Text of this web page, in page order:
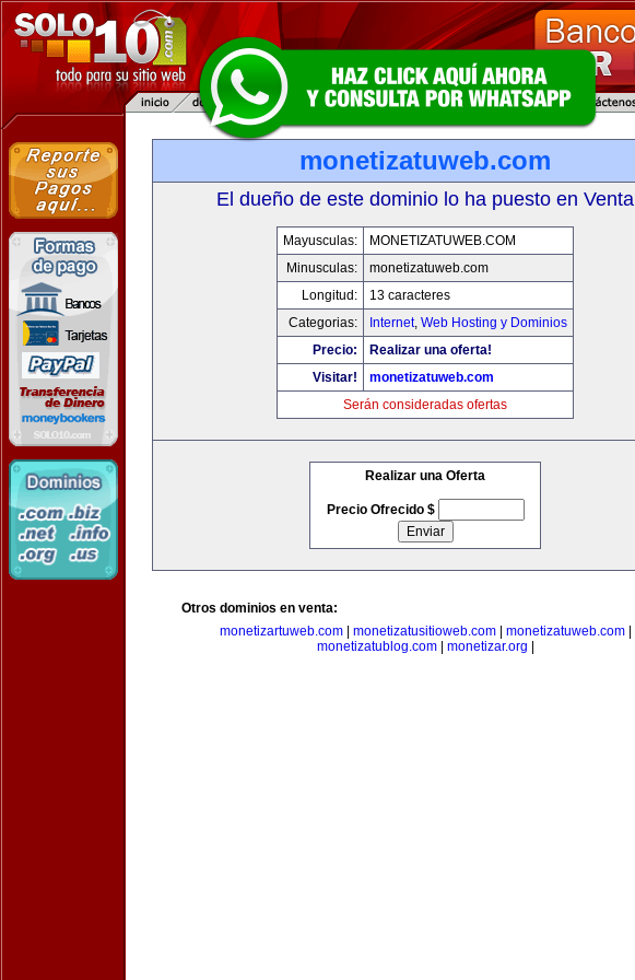
monetizatuweb.com
El dueño de este dominio lo ha puesto en Venta
Mayusculas:
MONETIZATUWEB.COM
Minusculas:
monetizatuweb.com
Longitud:
13 caracteres
Categorias:
Internet, Web Hosting y Dominios
Precio:
Realizar una oferta!
Visitar!
monetizatuweb.com
Serán consideradas ofertas
Realizar una Oferta
Precio Ofrecido $
Otros dominios en venta:
monetizartuweb.com| monetizatusitioweb.com| monetizatuweb.com|
monetizatublog.com| monetizar.org